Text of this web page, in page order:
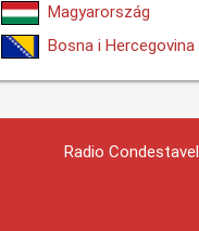
Magyarország
Bosna i Hercegovina
Radio Condestavel